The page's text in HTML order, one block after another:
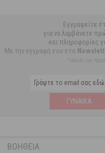
Εγγραφείτε
για να λαμβάνετε
και πληροφορίες
Με την εγγραφή σου στο
*ισχύει για
ΓΥΝΑΊΚΑ
ΒΟΉΘΕΙΑ